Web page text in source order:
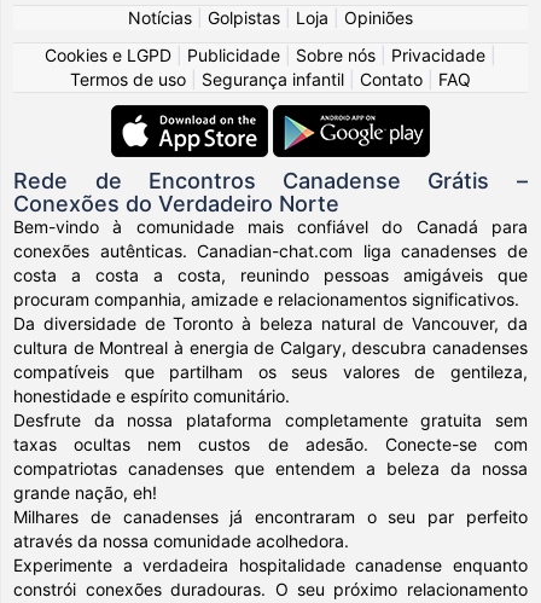
Notícias Golpistas Loja
Opiniões
Cookies e LGPD
Publicidade Sobre nós Privacidade
Termos de uso
Segurança infantil Contato FAQ
Rede de Encontros Canadense Grátis –
Conexões do Verdadeiro Norte
Bem-vindo à comunidade mais confiável do Canadá para
conexões autênticas. Canadian-chat.com liga canadenses de
costa a costa a costa, reunindo pessoas amigáveis que
procuram companhia, amizade e relacionamentos significativos.
Da diversidade de Toronto à beleza natural de Vancouver, da
cultura de Montreal à energia de Calgary, descubra canadenses
compatíveis que partilham os seus valores de gentileza,
honestidade e espírito comunitário.
Desfrute da nossa plataforma completamente gratuita sem
taxas ocultas nem custos de adesão. Conecte-se com
compatriotas canadenses que entendem a beleza da nossa
grande nação, eh!
Milhares de canadenses já encontraram o seu par perfeito
através da nossa comunidade acolhedora.
Experimente a verdadeira hospitalidade canadense enquanto
constrói conexões duradouras. O seu próximo relacionamento